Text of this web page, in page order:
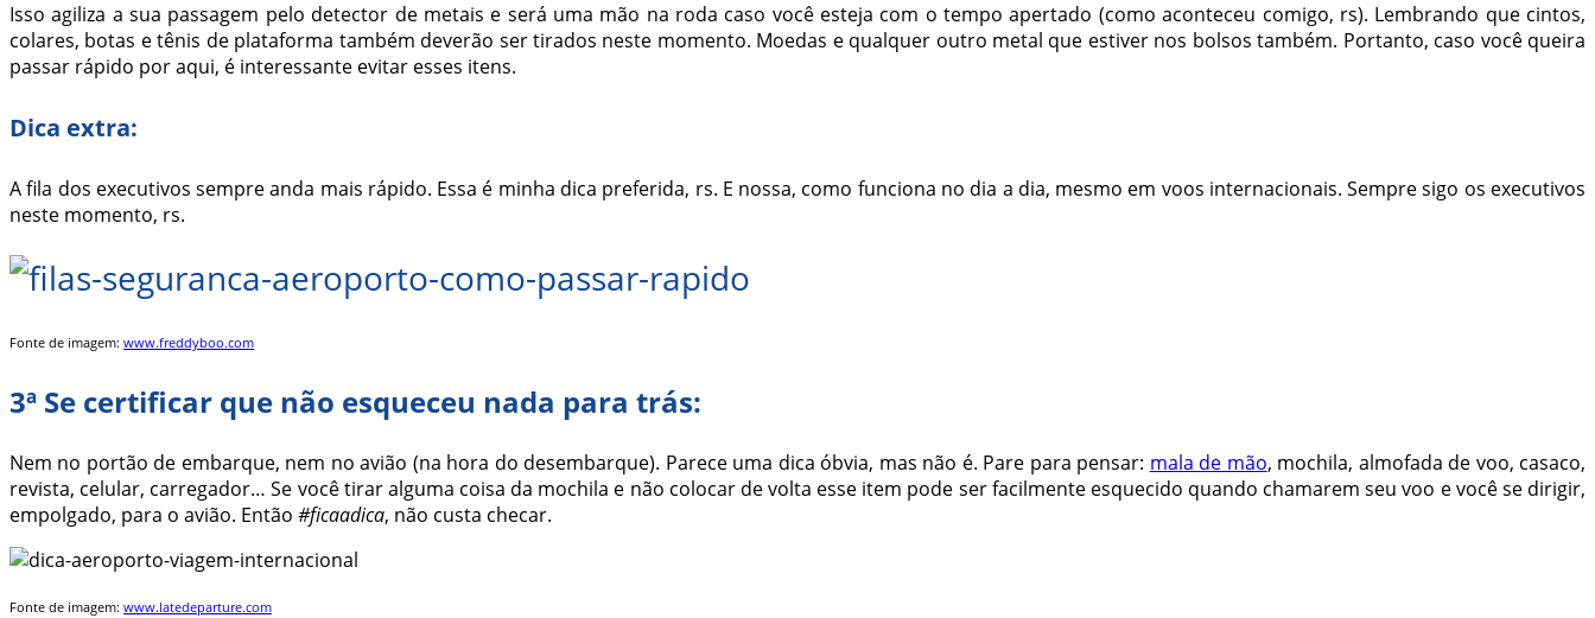
Isso agiliza a sua passagem pelo detector de metais e será uma mão na roda caso você esteja com o tempo apertado (como aconteceu comigo, rs). Lembrando que cintos,
colares, botas e tênis de plataforma também deverão ser tirados neste momento. Moedas e qualquer outro metal que estiver nos bolsos também. Portanto, caso você queira
passar rápido por aqui, é interessante evitar esses itens.
Dica extra:
A fila dos executivos sempre anda mais rápido. Essa é minha dica preferida, rs. E nossa, como funciona no dia a dia, mesmo em voos internacionais. Sempre sigo os executivos
neste momento, rs.
Fonte de imagem: www.freddyboo.com
3ª Se certificar que não esqueceu nada para trás:
Nem no portão de embarque, nem no avião (na hora do desembarque). Parece uma dica óbvia, mas não é. Pare para pensar: mala de mão, mochila, almofada de voo, casaco,
revista, celular, carregador… Se você tirar alguma coisa da mochila e não colocar de volta esse item pode ser facilmente esquecido quando chamarem seu voo e você se dirigir,
empolgado, para o avião. Então #ficaadica, não custa checar.
Fonte de imagem: www.latedeparture.com